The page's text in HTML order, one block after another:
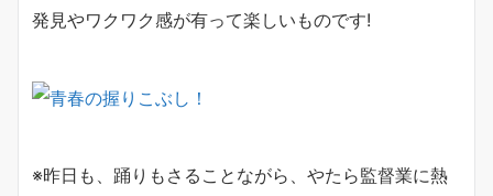
発見やワクワク感が有って楽しいものです!
※昨日も、踊りもさることながら、やたら監督業に熱